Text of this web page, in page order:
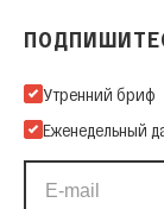
Подпишитесь на
Утренний бриф
Еженедельный